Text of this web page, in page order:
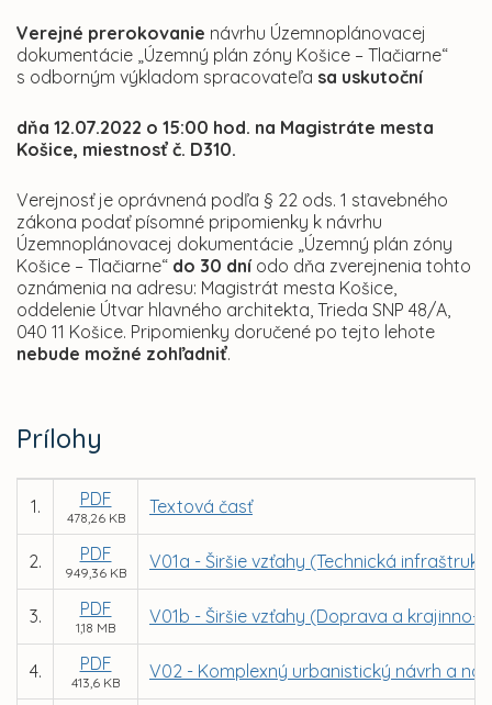
Verejné prerokovanie návrhu Územnoplánovacej
dokumentácie „Územný plán zóny Košice – Tlačiarne“
s odborným výkladom spracovateľa sa uskutoční
dňa 12.07.2022 o 15:00 hod. na Magistráte mesta
Košice, miestnosť č. D310.
Verejnosť je oprávnená podľa § 22 ods. 1 stavebného
zákona podať písomné pripomienky k návrhu
Územnoplánovacej dokumentácie „Územný plán zóny
Košice – Tlačiarne“ do 30 dníodo dňa zverejnenia tohto
oznámenia na adresu: Magistrát mesta Košice,
oddelenie Útvar hlavného architekta, Trieda SNP 48/A,
040 11 Košice. Pripomienky doručené po tejto lehote
nebude možné zohľadniť.
Prílohy
1. PDF
478,26 KB
Textová časť
2. PDF
949,36 KB
V01a - Širšie vzťahy (Technická
3. PDF
1,18 MB
V01b - Širšie vzťahy (Doprava a krajinno-
4. PDF
413,6 KB
V02 - Komplexný urbanistický návrh a